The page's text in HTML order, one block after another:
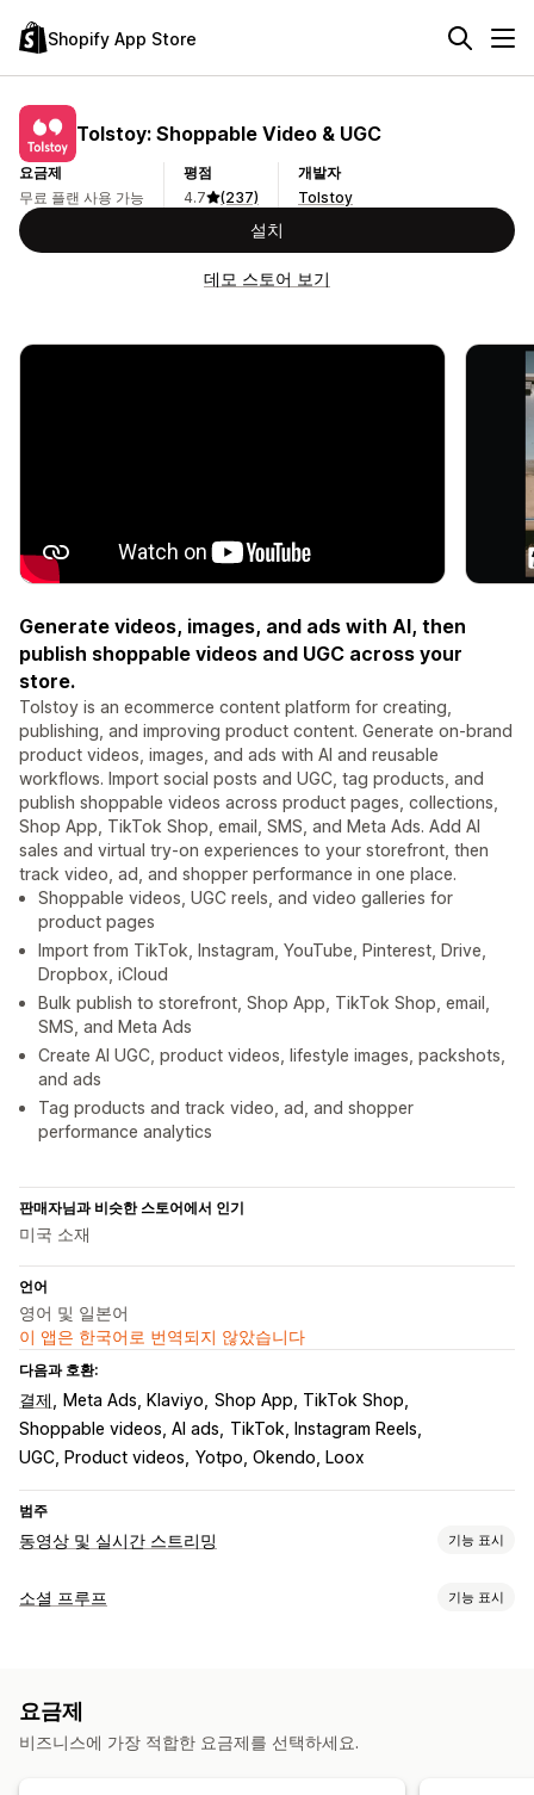
Shopify App Store
Tolstoy: Shoppable Video & UGC
요금제
무료 플랜 사용 가능
평점
4.7
(237)
개발자
Tolstoy
설치
데모 스토어 보기
Generate videos, images, and ads with AI, then
publish shoppable videos and UGC across your
store.
Tolstoy is an ecommerce content platform for creating,
publishing, and improving product content. Generate on-brand
product videos, images, and ads with AI and reusable
workflows. Import social posts and UGC, tag products, and
publish shoppable videos across product pages, collections,
Shop App, TikTok Shop, email, SMS, and Meta Ads. Add AI
sales and virtual try-on experiences to your storefront, then
track video, ad, and shopper performance in one place.
Shoppable videos, UGC reels, and video galleries for
product pages
Import from TikTok, Instagram, YouTube, Pinterest, Drive,
Dropbox, iCloud
Bulk publish to storefront, Shop App, TikTok Shop, email,
SMS, and Meta Ads
Create AI UGC, product videos, lifestyle images, packshots,
and ads
Tag products and track video, ad, and shopper
performance analytics
판매자님과 비슷한 스토어에서 인기
미국 소재
언어
영어 및 일본어
이 앱은 한국어로 번역되지 않았습니다
다음과 호환:
결제 Meta Ads, Klaviyo Shop App, TikTok Shop
Shoppable videos, AI ads
TikTok, Instagram Reels
UGC, Product videos Yotpo, Okendo, Loox
범주
동영상 및 실시간 스트리밍 기능 표시
동영상 관리
맞춤 설정
동영상 편집
녹화 도구 동영상 템플릿
동영상 가져오기
소셜 프루프 기능 표시
표시 옵션
요금제
비즈니스에 가장 적합한 요금제를 선택하세요.